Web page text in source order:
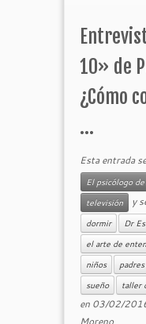
10» de
¿Cómo
...
Esta entrada
El psicólogo
televisión
y
dormir
Dr
el arte de
niños
padres
sueño
taller
en 03/02/
Moreno